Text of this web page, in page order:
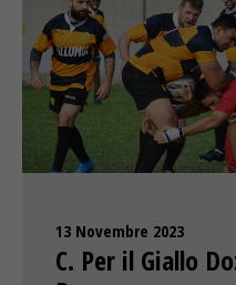
13 Novembre 2023
C. Per il Giallo